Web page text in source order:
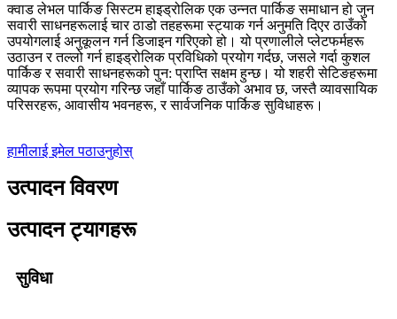
क्वाड लेभल पार्किङ सिस्टम हाइड्रोलिक एक उन्नत पार्किङ समाधान हो जुन
सवारी साधनहरूलाई चार ठाडो तहहरूमा स्ट्याक गर्न अनुमति दिएर ठाउँको
उपयोगलाई अनुकूलन गर्न डिजाइन गरिएको हो। यो प्रणालीले प्लेटफर्महरू
उठाउन र तल्लो गर्न हाइड्रोलिक प्रविधिको प्रयोग गर्दछ, जसले गर्दा कुशल
पार्किङ र सवारी साधनहरूको पुन: प्राप्ति सक्षम हुन्छ। यो शहरी सेटिङहरूमा
व्यापक रूपमा प्रयोग गरिन्छ जहाँ पार्किङ ठाउँको अभाव छ, जस्तै व्यावसायिक
परिसरहरू, आवासीय भवनहरू, र सार्वजनिक पार्किङ सुविधाहरू।
हामीलाई इमेल पठाउनुहोस्
उत्पादन विवरण
उत्पादन ट्यागहरू
सुविधा